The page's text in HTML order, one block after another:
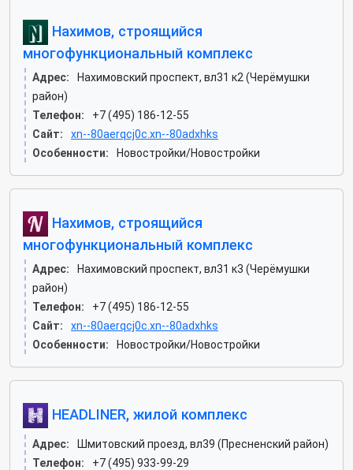
Нахимов, строящийся
многофункциональный комплекс
Адрес:
Нахимовский проспект, вл31 к2 (Черёмушки
район)
Телефон:
+7 (495) 186-12-55
Сайт:
xn--80aerqcj0c.xn--80adxhks
Особенности:
Новостройки/Новостройки
Нахимов, строящийся
многофункциональный комплекс
Адрес:
Нахимовский проспект, вл31 к3 (Черёмушки
район)
Телефон:
+7 (495) 186-12-55
Сайт:
xn--80aerqcj0c.xn--80adxhks
Особенности:
Новостройки/Новостройки
HEADLINER, жилой комплекс
Адрес:
Шмитовский проезд, вл39 (Пресненский район)
Телефон:
+7 (495) 933-99-29